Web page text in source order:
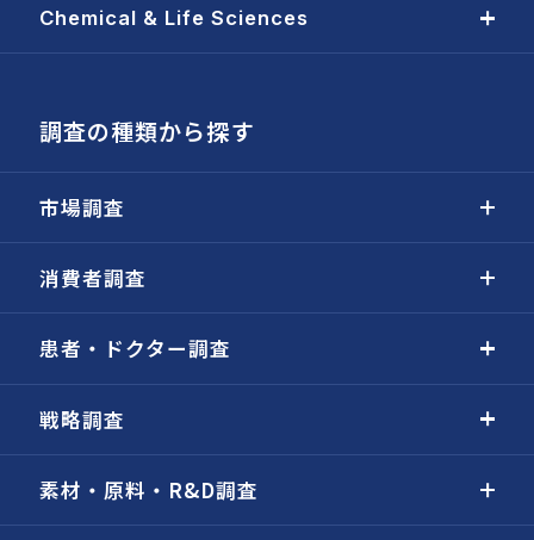
Chemical & Life Sciences
調査の種類から探す
市場調査
消費者調査
患者・ドクター調査
戦略調査
素材・原料・R&D調査